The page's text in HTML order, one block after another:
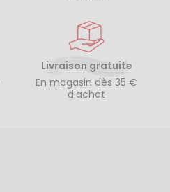
Livraison gratuite
En magasin dès 35 €
d’achat